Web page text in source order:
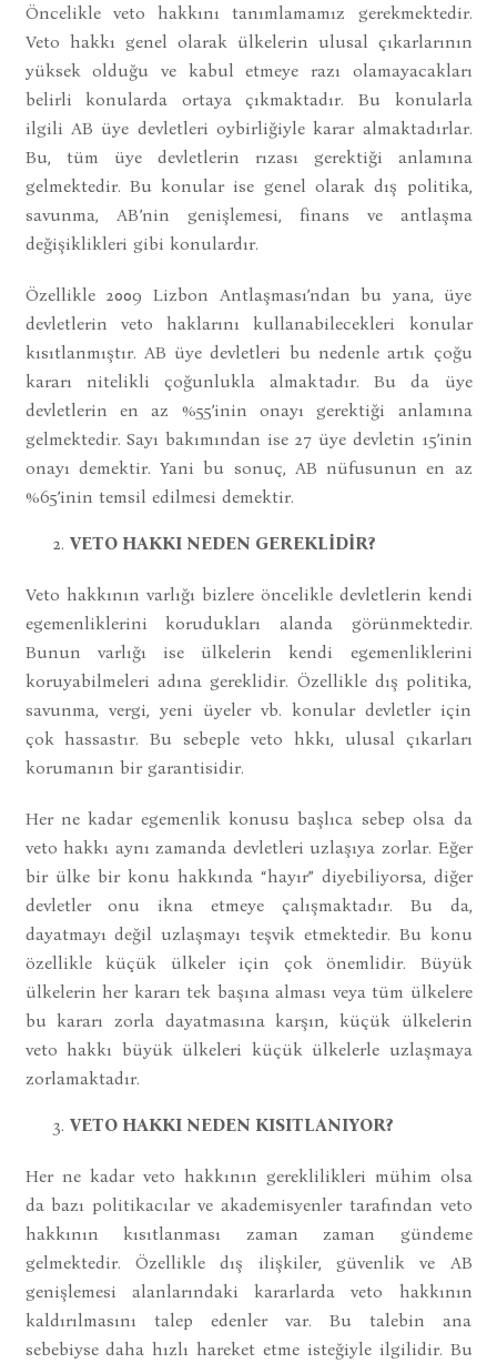
Öncelikle veto hakkını tanımlamamız gerekmektedir.
Veto hakkı genel olarak ülkelerin ulusal çıkarlarının
yüksek olduğu ve kabul etmeye razı olamayacakları
belirli konularda ortaya çıkmaktadır. Bu konularla
ilgili AB üye devletleri oybirliğiyle karar almaktadırlar.
Bu, tüm üye devletlerin rızası gerektiği anlamına
gelmektedir. Bu konular ise genel olarak dış politika,
savunma, AB’nin genişlemesi, finans ve antlaşma
değişiklikleri gibi konulardır.
Özellikle 2009 Lizbon Antlaşması’ndan bu yana, üye
devletlerin veto haklarını kullanabilecekleri konular
kısıtlanmıştır. AB üye devletleri bu nedenle artık çoğu
kararı nitelikli çoğunlukla almaktadır. Bu da üye
devletlerin en az %55’inin onayı gerektiği anlamına
gelmektedir. Sayı bakımından ise 27 üye devletin 15’inin
onayı demektir. Yani bu sonuç, AB nüfusunun en az
%65’inin temsil edilmesi demektir.
VETO HAKKI NEDEN GEREKLİDİR?
Veto hakkının varlığı bizlere öncelikle devletlerin kendi
egemenliklerini korudukları alanda görünmektedir.
Bunun varlığı ise ülkelerin kendi egemenliklerini
koruyabilmeleri adına gereklidir. Özellikle dış politika,
savunma, vergi, yeni üyeler vb. konular devletler için
çok hassastır. Bu sebeple veto hkkı, ulusal çıkarları
korumanın bir garantisidir.
Her ne kadar egemenlik konusu başlıca sebep olsa da
veto hakkı aynı zamanda devletleri uzlaşıya zorlar. Eğer
bir ülke bir konu hakkında “hayır” diyebiliyorsa, diğer
devletler onu ikna etmeye çalışmaktadır. Bu da,
dayatmayı değil uzlaşmayı teşvik etmektedir. Bu konu
özellikle küçük ülkeler için çok önemlidir. Büyük
ülkelerin her kararı tek başına alması veya tüm ülkelere
bu kararı zorla dayatmasına karşın, küçük ülkelerin
veto hakkı büyük ülkeleri küçük ülkelerle uzlaşmaya
zorlamaktadır.
VETO HAKKI NEDEN KISITLANIYOR?
Her ne kadar veto hakkının gereklilikleri mühim olsa
da bazı politikacılar ve akademisyenler tarafından veto
hakkının kısıtlanması zaman zaman gündeme
gelmektedir. Özellikle dış ilişkiler, güvenlik ve AB
genişlemesi alanlarındaki kararlarda veto hakkının
kaldırılmasını talep edenler var. Bu talebin ana
sebebiyse daha hızlı hareket etme isteğiyle ilgilidir. Bu